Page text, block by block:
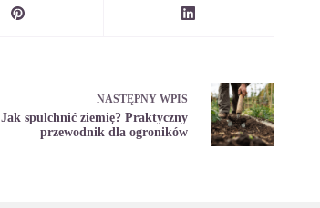
NASTĘPNY WPIS
Jak spulchnić ziemię? Praktyczny
przewodnik dla ogroników